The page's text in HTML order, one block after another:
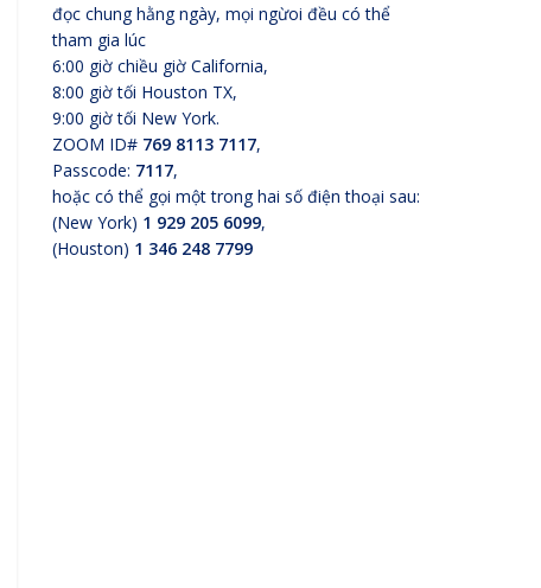
đọc chung hằng ngày, mọi ngừoi đều có thể
tham gia lúc
6:00 giờ chiều giờ California,
8:00 giờ tối Houston TX,
9:00 giờ tối New York.
ZOOM ID# 769 8113 7117,
Passcode: 7117,
hoặc có thể gọi một trong hai số điện thoại sau:
(New York) 1 929 205 6099,
(Houston) 1 346 248 7799